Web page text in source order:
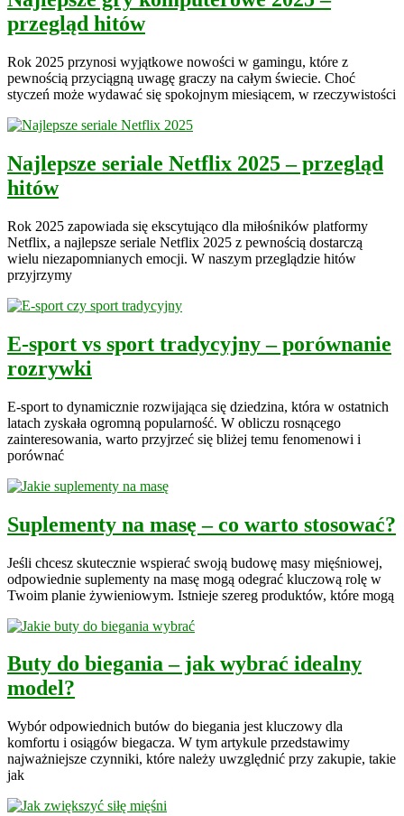
przegląd hitów
Rok 2025 przynosi wyjątkowe nowości w gamingu, które z
pewnością przyciągną uwagę graczy na całym świecie. Choć
styczeń może wydawać się spokojnym miesiącem, w rzeczywistości
Najlepsze seriale Netflix 2025 – przegląd
hitów
Rok 2025 zapowiada się ekscytująco dla miłośników platformy
Netflix, a najlepsze seriale Netflix 2025 z pewnością dostarczą
wielu niezapomnianych emocji. W naszym przeglądzie hitów
przyjrzymy
E-sport vs sport tradycyjny – porównanie
rozrywki
E-sport to dynamicznie rozwijająca się dziedzina, która w ostatnich
latach zyskała ogromną popularność. W obliczu rosnącego
zainteresowania, warto przyjrzeć się bliżej temu fenomenowi i
porównać
Suplementy na masę – co warto stosować?
Jeśli chcesz skutecznie wspierać swoją budowę masy mięśniowej,
odpowiednie suplementy na masę mogą odegrać kluczową rolę w
Twoim planie żywieniowym. Istnieje szereg produktów, które mogą
Buty do biegania – jak wybrać idealny
model?
Wybór odpowiednich butów do biegania jest kluczowy dla
komfortu i osiągów biegacza. W tym artykule przedstawimy
najważniejsze czynniki, które należy uwzględnić przy zakupie, takie
jak